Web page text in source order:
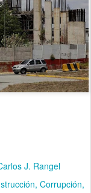
J. Rangel
Corrupción